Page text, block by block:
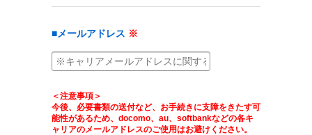
■メールアドレス ※
＜注意事項＞
今後、必要書類の送付など、お手続きに支障をきたす可
能性があるため、docomo、au、softbankなどの各キ
ャリアのメールアドレスのご使用はお避けください。